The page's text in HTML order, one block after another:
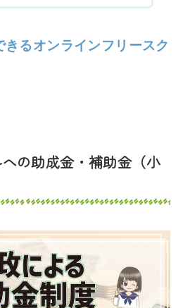
るオンラインフリースク
の助成金・補助金（小